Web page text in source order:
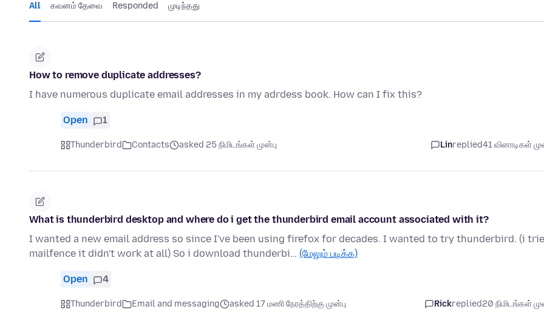
All கவனம் தேவை Responded முடிந்தது
How to remove duplicate addresses?
I have numerous duplicate email addresses in my adrdess book. How can I fix this?
Open 1
Thunderbird Contacts asked 25 நிமிடங்கள் முன்பு Linreplied41 வினாடிகள்
What is thunderbird desktop and where do i get the thunderbird email account associated with it?
I wanted a new email address so since I've been using firefox for decades. I wanted to try thunderbird. (i
mailfence it didn't work at all) So i download thunderbi… (மேலும் படிக்க)
Open 4
Thunderbird Email and messaging asked 17 மணி நேரத்திற்கு முன்பு Rickreplied20 நிமிடங்கள்